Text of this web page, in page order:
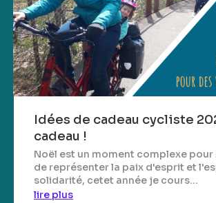
Idées de cadeau cycliste
cadeau !
Noël est un moment complexe pour
de représenter la paix d'esprit et
solidarité, cetet année je cours...
lire plus